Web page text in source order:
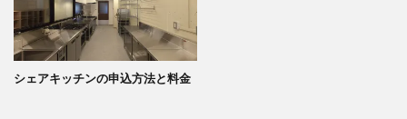
シェアキッチンの申込方法と料金